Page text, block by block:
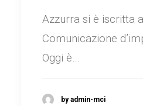
Azzurra si è iscritta
Comunicazione
Oggi è…
by admin-mci